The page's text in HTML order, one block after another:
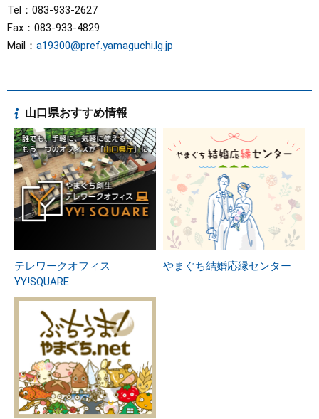
Tel：083-933-2627
Fax：083-933-4829
Mail： a19300@pref.yamaguchi.lg.jp
山口県おすすめ情報
テレワークオフィス
YY!SQUARE
やまぐち結婚応縁センター